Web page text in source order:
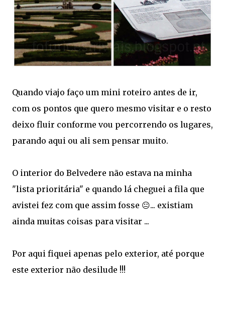
Quando viajo faço um mini roteiro antes de ir,
com os pontos que quero mesmo visitar e o resto
deixo fluir conforme vou percorrendo os lugares,
parando aqui ou ali sem pensar muito.
O interior do Belvedere não estava na minha
"lista prioritária" e quando lá cheguei a fila que
avistei fez com que assim fosse 😐... existiam
ainda muitas coisas para visitar ...
Por aqui fiquei apenas pelo exterior, até porque
este exterior não desilude !!!